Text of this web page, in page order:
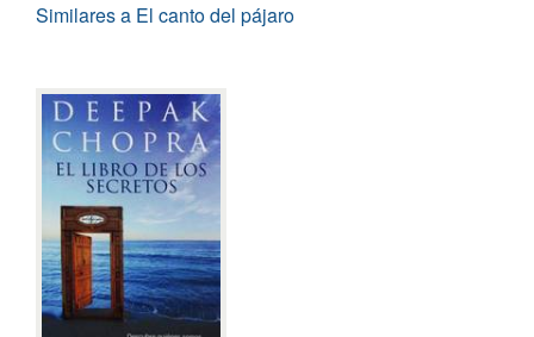
Similares a El canto del pájaro